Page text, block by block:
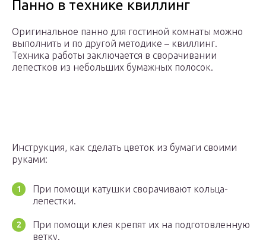
Панно в технике квиллинг
Оригинальное панно для гостиной комнаты можно
выполнить и по другой методике – квиллинг.
Техника работы заключается в сворачивании
лепестков из небольших бумажных полосок.
Инструкция, как сделать цветок из бумаги своими
руками:
При помощи катушки сворачивают кольца-
лепестки.
При помощи клея крепят их на подготовленную
ветку.